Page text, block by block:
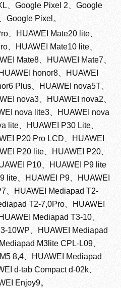
、Google Pixel 2、Google
Google Pixel。
、HUAWEI Mate20 lite、
、HUAWEI Mate10 lite、
Mate8、HUAWEI Mate7、
honor8、HUAWEI
Plus、HUAWEI nova5T、
nova3、HUAWEI nova2、
nova lite3、HUAWEI nova
lite、HUAWEI P30 Lite、
P20 Pro LCD、HUAWEI
P20 lite、HUAWEI P20、
P10、HUAWEI P9 lite
lite、HUAWEI P9、HUAWEI
、HUAWEI Mediapad T2-
T2-7,0Pro、HUAWEI
Mediapad T3-10、
10WP、HUAWEI Mediapad
M3lite CPL-L09、
8,4、HUAWEI Mediapad
d-tab Compact d-02k、
Enjoy9。